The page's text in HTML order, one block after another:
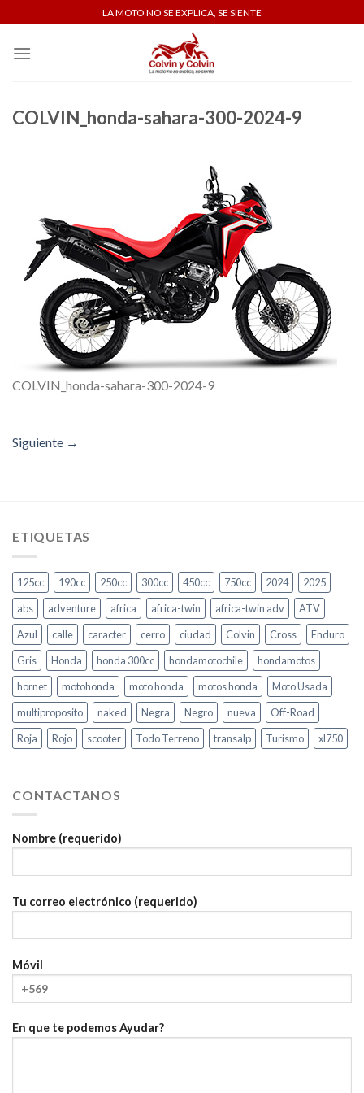
to
content
LA MOTO NO SE EXPLICA, SE SIENTE
COLVIN_honda-sahara-300-2024-9
COLVIN_honda-sahara-300-2024-9
Siguiente →
ETIQUETAS
125cc 190cc 250cc 300cc 450cc 750cc 2024
2025
abs
adventure africa africa-twin africa-twin adv
ATV
Azul
calle caracter cerro ciudad Colvin Cross
Enduro
Gris
Honda honda 300cc hondamotochile
hondamotos
hornet
motohonda moto honda motos honda
Moto Usada
multiproposito
naked Negra Negro nueva
Off-Road
Roja
Rojo scooter Todo Terreno transalp Turismo xl750
CONTACTANOS
Nombre (requerido)
Tu correo electrónico (requerido)
Móvil
En que te podemos Ayudar?